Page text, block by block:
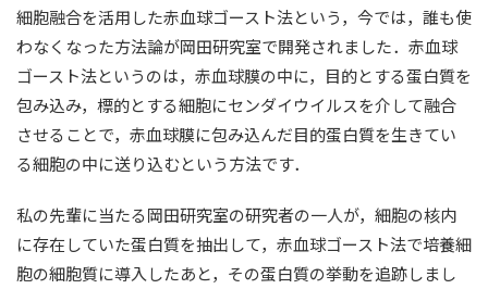
細胞融合を活用した赤血球ゴースト法という，今では，誰も使
わなくなった方法論が岡田研究室で開発されました．赤血球
ゴースト法というのは，赤血球膜の中に，目的とする蛋白質を
包み込み，標的とする細胞にセンダイウイルスを介して融合
させることで，赤血球膜に包み込んだ目的蛋白質を生きてい
る細胞の中に送り込むという方法です．
私の先輩に当たる岡田研究室の研究者の一人が，細胞の核内
に存在していた蛋白質を抽出して，赤血球ゴースト法で培養細
胞の細胞質に導入したあと，その蛋白質の挙動を追跡しまし